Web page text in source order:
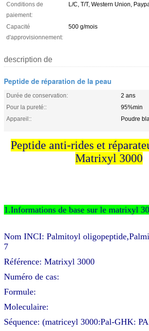
Conditions de
paiement:
L/C, T/T, Western Union,
Capacité
d'approvisionnement:
500 g/mois
description de
Peptide de réparation de la peau
Durée de conservation:
2 ans
Pour la pureté::
95%min
Appareil::
Poudre
Peptide anti-rides et
Matrixyl 3000
1.Informations de base sur le matrixyl
Nom INCI: Palmitoyl
7
Référence: Matrixyl 3000
Numéro de cas:
Formule:
Moleculaire:
Séquence: (matriceyl 3000:Pal-GHK: